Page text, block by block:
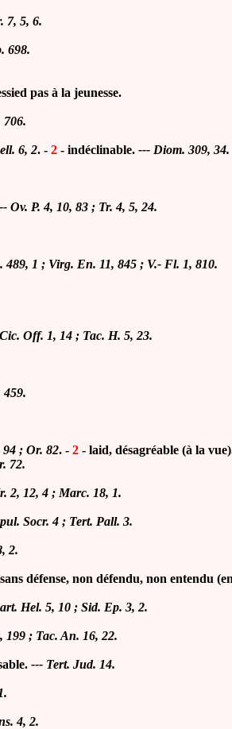
7, 5, 6.
698.
pas à la jeunesse.
706.
6, 2. - 2 - indéclinable. --- Diom. 309, 34.
Ov. P. 4, 10, 83 ; Tr. 4, 5, 24.
489, 1 ; Virg. En. 11, 845 ; V.- Fl. 1, 810.
Cic. Off. 1, 14 ; Tac. H. 5, 23.
459.
; Or. 82. - 2 - laid, désagréable (à la
72.
2, 12, 4 ; Marc. 18, 1.
Socr. 4 ; Tert. Pall. 3.
2.
défense, non défendu, non entendu
Hel. 5, 10 ; Sid. Ep. 3, 2.
199 ; Tac. An. 16, 22.
. --- Tert. Jud. 14.
4, 2.